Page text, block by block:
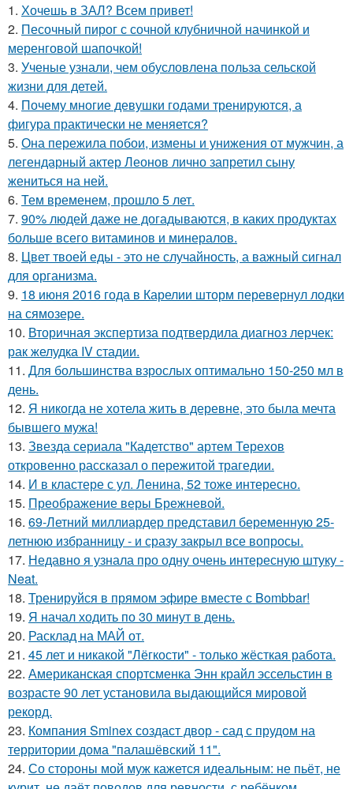
1. Хочешь в ЗАЛ? Всем привет!
2. Песочный пирог с сочной клубничной начинкой и
меренговой шапочкой!
3. Ученые узнали, чем обусловлена польза сельской
жизни для детей.
4. Почему многие девушки годами тренируются, а
фигура практически не меняется?
5. Она пережила побои, измены и унижения от мужчин, а
легендарный актер Леонов лично запретил сыну
жениться на ней.
6. Тем временем, прошло 5 лет.
7. 90% людей даже не догадываются, в каких продуктах
больше всего витаминов и минералов.
8. Цвет твоей еды - это не случайность, а важный сигнал
для организма.
9. 18 июня 2016 года в Карелии шторм перевернул лодки
на сямозере.
10. Вторичная экспертиза подтвердила диагноз лерчек:
рак желудка IV стадии.
11. Для большинства взрослых оптимально 150-250 мл в
день.
12. Я никогда не хотела жить в деревне, это была мечта
бывшего мужа!
13. Звезда сериала "Кадетство" артем Терехов
откровенно рассказал о пережитой трагедии.
14. И в кластере с ул. Ленина, 52 тоже интересно.
15. Преображение веры Брежневой.
16. 69-Летний миллиардер представил беременную 25-
летнюю избранницу - и сразу закрыл все вопросы.
17. Недавно я узнала про одну очень интересную штуку -
Neat.
18. Тренируйся в прямом эфире вместе с Bombbar!
19. Я начал ходить по 30 минут в день.
20. Расклад на МАЙ от.
21. 45 лет и никакой "Лёгкости" - только жёсткая работа.
22. Американская спортсменка Энн крайл эссельстин в
возрасте 90 лет установила выдающийся мировой
рекорд.
23. Компания Sminex создаст двор - сад с прудом на
территории дома "палашёвский 11".
24. Со стороны мой муж кажется идеальным: не пьёт, не